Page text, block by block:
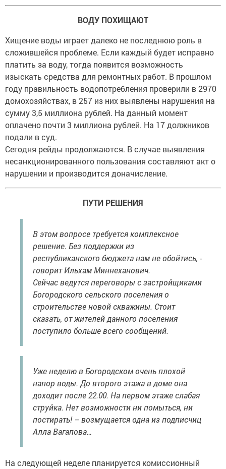
ВОДУ ПОХИЩАЮТ
Хищение воды играет далеко не последнюю роль в
сложившейся проблеме. Если каждый будет исправно
платить за воду, тогда появится возможность
изыскать средства для ремонтных работ. В прошлом
году правильность водопотребления проверили в 2970
домохозяйствах, в 257 из них выявлены нарушения на
сумму 3,5 миллиона рублей. На данный момент
оплачено почти 3 миллиона рублей. На 17 должников
подали в суд.
Сегодня рейды продолжаются. В случае выявления
несанкционированного пользования составляют акт о
нарушении и производится доначисление.
ПУТИ РЕШЕНИЯ
В этом вопросе требуется комплексное
решение. Без поддержки из
республиканского бюджета нам не обойтись, -
говорит Ильхам Миннеханович.
Сейчас ведутся переговоры с застройщиками
Богородского сельского поселения о
строительстве новой скважины. Стоит
сказать, от жителей данного поселения
поступило больше всего сообщений.
Уже неделю в Богородском очень плохой
напор воды. До второго этажа в доме она
доходит после 22.00. На первом этаже слабая
струйка. Нет возможности ни помыться, ни
постирать! – возмущается одна из подписчиц
Алла Вагапова…
На следующей неделе планируется комиссионный